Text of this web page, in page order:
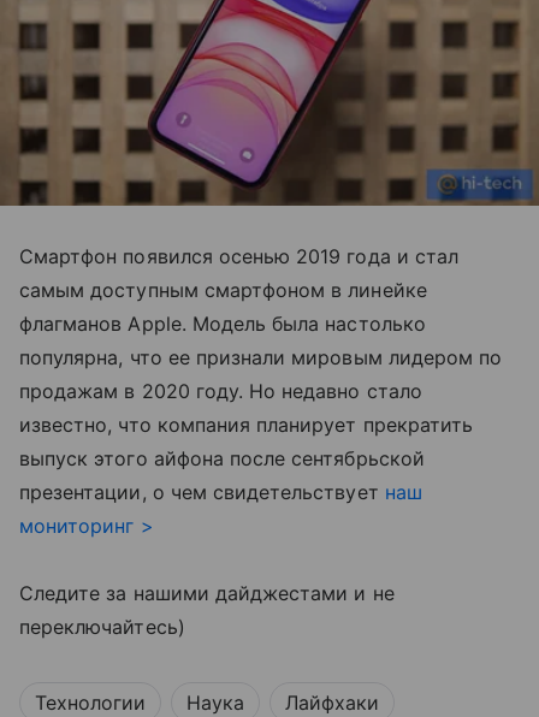
Смартфон появился осенью 2019 года и стал
самым доступным смартфоном в линейке
флагманов Apple. Модель была настолько
популярна, что ее признали мировым лидером по
продажам в 2020 году. Но недавно стало
известно, что компания планирует прекратить
выпуск этого айфона после сентябрьской
презентации, о чем свидетельствует наш
мониторинг >
Следите за нашими дайджестами и не
переключайтесь)
Технологии Наука Лайфхаки